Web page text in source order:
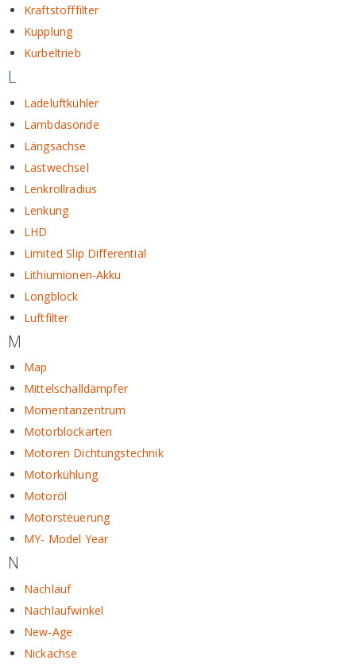
Kraftstofffilter
Kupplung
Kurbeltrieb
L
Ladeluftkühler
Lambdasonde
Längsachse
Lastwechsel
Lenkrollradius
Lenkung
LHD
Limited Slip Differential
Lithiumionen-Akku
Longblock
Luftfilter
M
Map
Mittelschalldämpfer
Momentanzentrum
Motorblockarten
Motoren Dichtungstechnik
Motorkühlung
Motoröl
Motorsteuerung
MY- Model Year
N
Nachlauf
Nachlaufwinkel
New-Age
Nickachse